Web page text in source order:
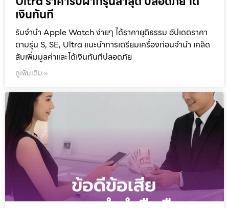
เงินทันที
รับจำนำ Apple Watch ง่ายๆ ได้ราคายุติธรรม อัปเดตราคา
ตามรุ่น S, SE, Ultra แนะนำการเตรียมเครื่องก่อนจำนำ เคล็ด
ลับเพิ่มมูลค่าและได้เงินทันทีปลอดภัย
ดูเพิ่มเติม »